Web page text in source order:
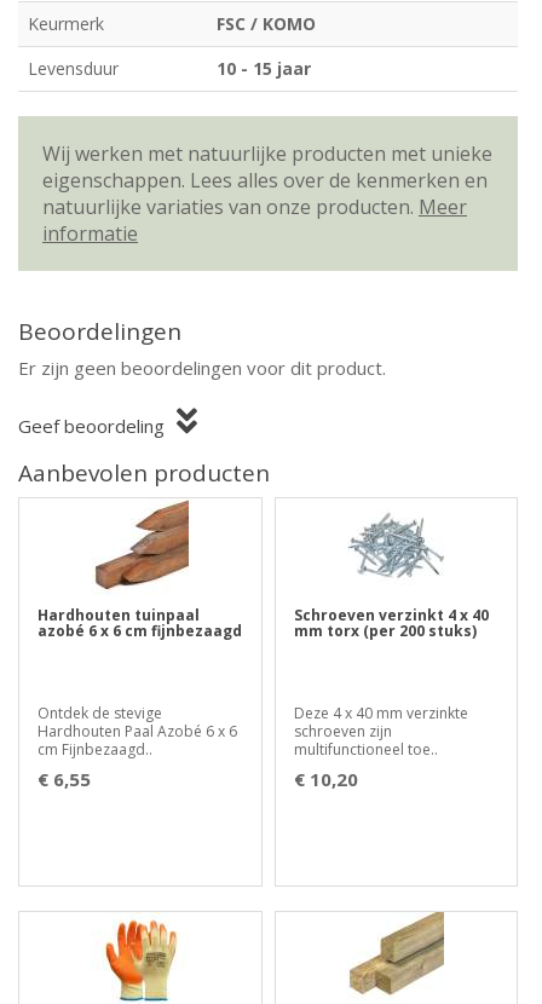
Keurmerk
FSC / KOMO
Levensduur
10 - 15 jaar
Wij werken met natuurlijke producten met unieke
eigenschappen. Lees alles over de kenmerken en
natuurlijke variaties van onze producten. Meer
informatie
Beoordelingen
Er zijn geen beoordelingen voor dit product.
Geef beoordeling
Aanbevolen producten
Hardhouten tuinpaal
azobé 6 x 6 cm fijnbezaagd
Ontdek de stevige
Hardhouten Paal Azobé 6 x 6
cm Fijnbezaagd..
€ 6,55
Schroeven verzinkt 4 x 40
mm torx (per 200 stuks)
Deze 4 x 40 mm verzinkte
schroeven zijn
multifunctioneel toe..
€ 10,20